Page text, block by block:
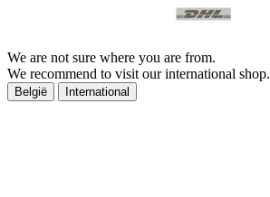
We are not sure where you are from.
We recommend to visit our international shop.
België International